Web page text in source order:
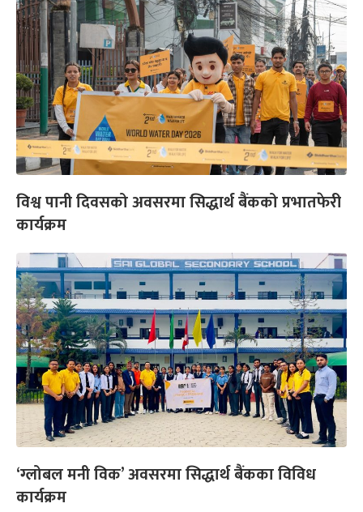
विश्व पानी दिवसको अवसरमा सिद्धार्थ बैंकको प्रभातफेरी
कार्यक्रम
‘ग्लोबल मनी विक’ अवसरमा सिद्धार्थ बैंकका विविध
कार्यक्रम